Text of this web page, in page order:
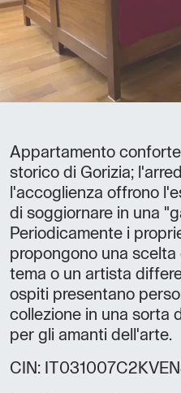
Appartamento
storico di Gorizia;
l'accoglienza offrono
di soggiornare in una
Periodicamente i
propongono una
tema o un artista
ospiti presentano
collezione in una sorta
per gli amanti dell'arte.
CIN: